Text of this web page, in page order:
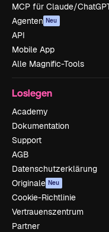
MCP für Claude/
Agenten Neu
API
Mobile App
Alle Magnific-Tools
Loslegen
Academy
Dokumentation
Support
AGB
Datenschutzerklärung
Originale Neu
Cookie-Richtlinie
Vertrauenszentrum
Partner